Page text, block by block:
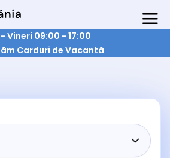
- Vineri 09:00 - 17:00
Carduri de Vacantă